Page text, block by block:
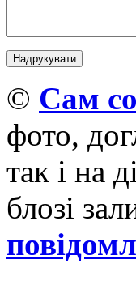
© Cам
фото,
так і на
блозі